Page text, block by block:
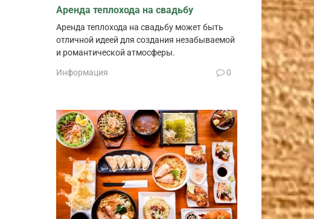
Аренда теплохода на свадьбу
Аренда теплохода на свадьбу может быть
отличной идеей для создания незабываемой
и романтической атмосферы.
Информация 0